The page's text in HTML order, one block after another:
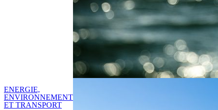
ENERGIE,
ENVIRONNEMENT
ET TRANSPORT